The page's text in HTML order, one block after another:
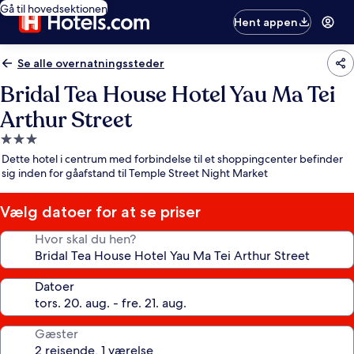
Gå til hovedsektionen
Hent appen
Se alle overnatningssteder
Bridal Tea House Hotel Yau Ma Tei
Arthur Street
3.0-
stjernet
overnatningssted
Dette hotel i centrum med forbindelse til et shoppingcenter befinder
sig inden for gåafstand til Temple Street Night Market
Vælg datoer for at se priser
Hvor skal du hen?
Datoer
Gæster